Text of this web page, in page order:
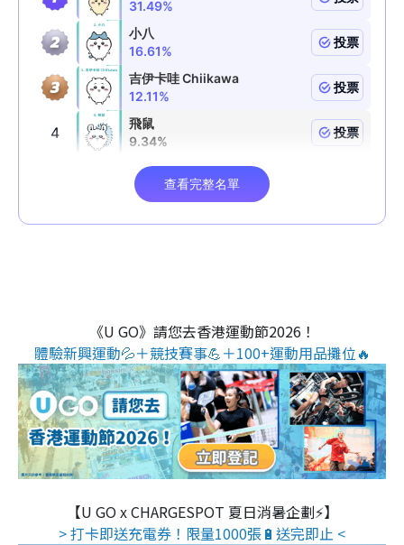
《U GO》請您去香港運動節2026！
體驗新興運動💦＋競技賽事💪＋100+運動用品攤位🔥
【U GO x CHARGESPOT 夏日消暑企劃⚡】
> 打卡即送充電券！限量1000張🔋送完即止 <